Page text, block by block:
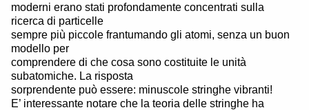
moderni erano stati profondamente concentrati sulla
ricerca di particelle
sempre più piccole frantumando gli atomi, senza un buon
modello per
comprendere di che cosa sono costituite le unità
subatomiche. La risposta
sorprendente può essere: minuscole stringhe vibranti!
E’ interessante notare che la teoria delle stringhe ha